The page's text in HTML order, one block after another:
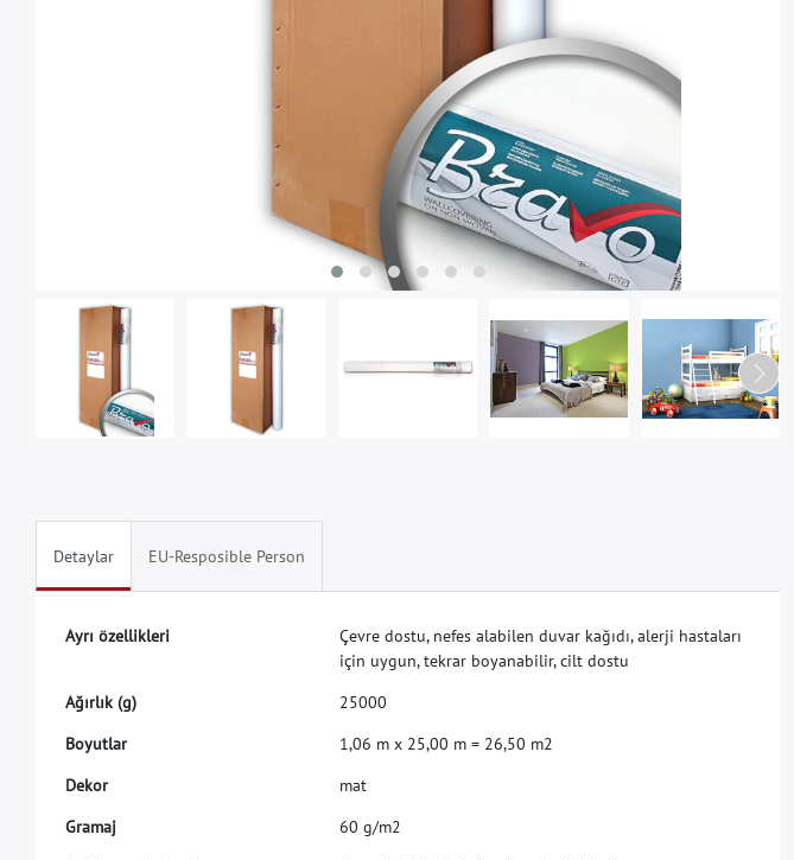
Detaylar EU-Resposible Person
Ayrı özellikleri Çevre dostu, nefes alabilen duvar kağıdı, alerji hastaları
için uygun, tekrar boyanabilir, cilt dostu
Ağırlık (g) 25000
Boyutlar 1,06 m x 25,00 m = 26,50 m2
Dekor mat
Gramaj 60 g/m2